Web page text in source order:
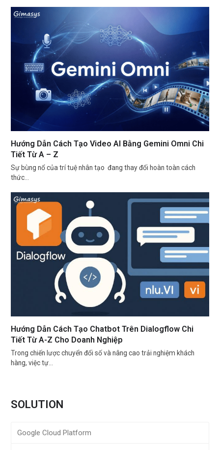
Hướng Dẫn Cách Tạo Video AI Bằng Gemini Omni Chi
Tiết Từ A – Z
Sự bùng nổ của trí tuệ nhân tạo đang thay đổi hoàn toàn cách
thức…
Hướng Dẫn Cách Tạo Chatbot Trên Dialogflow Chi
Tiết Từ A-Z Cho Doanh Nghiệp
Trong chiến lược chuyển đổi số và nâng cao trải nghiệm khách
hàng, việc tự…
SOLUTION
Google Cloud Platform